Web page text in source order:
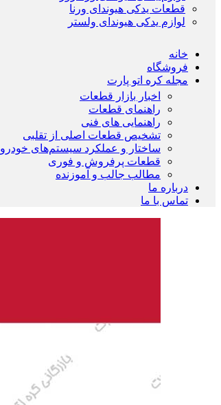
قطعات یدکی هیوندای ورنا
لوازم یدکی هیوندای ولستر
خانه
فروشگاه
مجله کره اتو پارت
اخبار بازار قطعات
راهنمای قطعات
راهنمایی های فنی
تشخیص قطعات اصلی از تقلبی
ساختار و عملکرد سیستم‌های خودرو
قطعات پرفروش و فوری
مطالب جالب و آموزنده
درباره ما
تماس با ما